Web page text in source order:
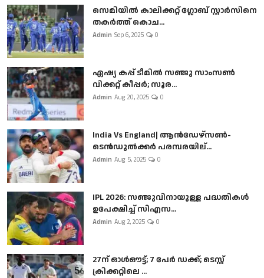
സെമിയിൽ കാലിക്കറ്റ് ഗ്ലോബ് സ്റ്റാർസിനെ
തകർത്ത് കൊച...
Admin Sep 6, 2025 0
ഏഷ്യ കപ്പ് ടീമിൽ സഞ്ജു സാംസൺ
വിക്കറ്റ് കീപ്പർ; സൂര...
Admin Aug 20, 2025 0
India Vs England| ആൻഡേഴ്സൺ-
ടെൻഡുല്‍ക്കർ പരമ്പരയില്...
Admin Aug 5, 2025 0
IPL 2026: സഞ്ജുവിനായുള്ള പദ്ധതികൾ
ഉപേക്ഷിച്ച് സിഎസ...
Admin Aug 2, 2025 0
27ന് ഓൾഔട്ട്; 7 പേർ ഡക്ക്; ടെസ്റ്റ്
ക്രിക്കറ്റിലെ ...